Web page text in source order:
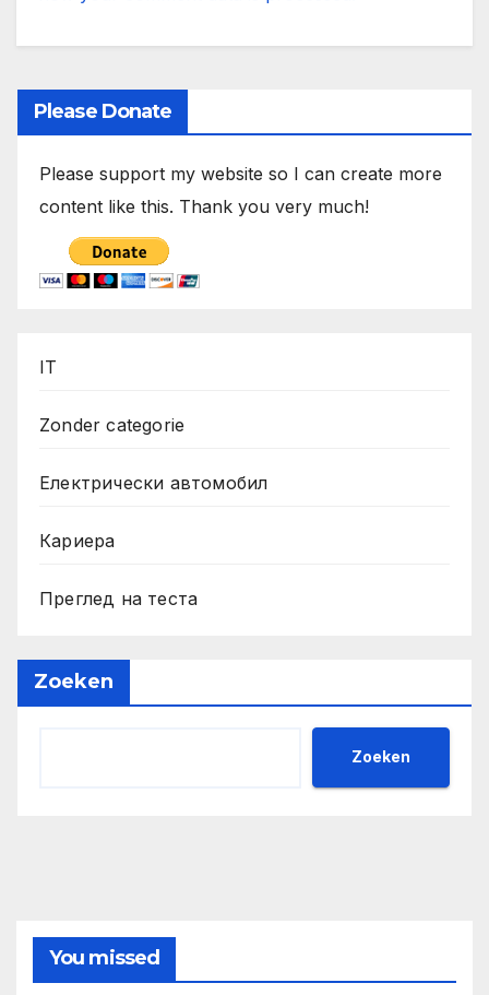
Please Donate
Please support my website so I can create more
content like this. Thank you very much!
IT
Zonder categorie
Електрически автомобил
Кариера
Преглед на теста
Zoeken
Zoeken
You missed